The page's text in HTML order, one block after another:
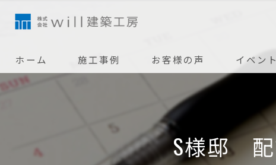
ホーム 施工事例 お客様の声 イベン
S様邸